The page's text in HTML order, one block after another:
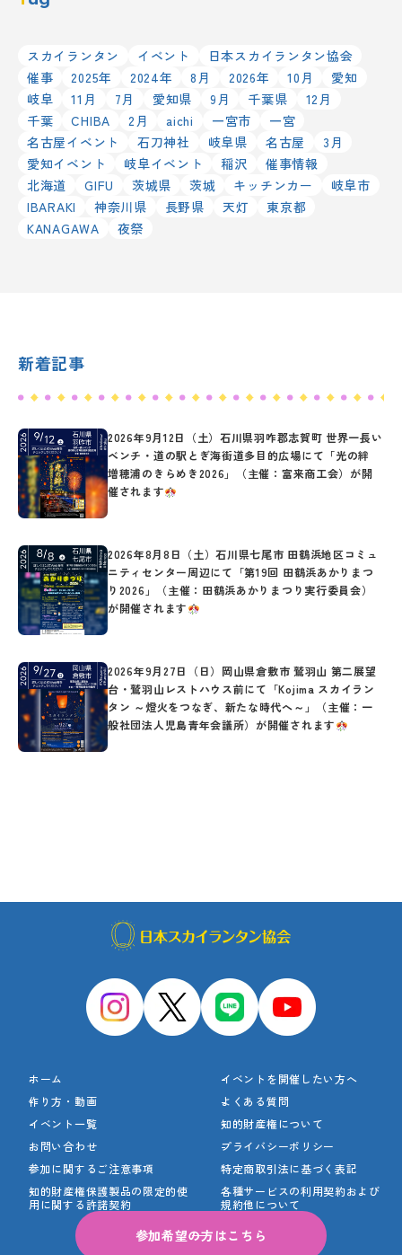
スカイランタン イベント
日本スカイランタン協会
催事
2025年 2024年 8月 2026年 10月
愛知
岐阜
11月 7月 愛知県 9月 千葉県
12月
千葉
CHIBA 2月 aichi 一宮市
一宮
名古屋イベント
石刀神社 岐阜県 名古屋
3月
愛知イベント
岐阜イベント 稲沢
催事情報
北海道
GIFU 茨城県 茨城 キッチンカー
岐阜市
IBARAKI
神奈川県 長野県 天灯
東京都
KANAGAWA
夜祭
新着記事
2026年9月12日（土）石川県羽咋郡志賀町 世界一長い
ベンチ・道の駅とぎ海街道多目的広場にて「光の絆
増穂浦のきらめき2026」（主催：富来商工会）が開
催されます
2026年8月8日（土）石川県七尾市 田鶴浜地区コミュ
ニティセンター周辺にて「第19回 田鶴浜あかりまつ
り2026」（主催：田鶴浜あかりまつり実行委員会）
が開催されます
2026年9月27日（日）岡山県倉敷市 鷲羽山 第二展望
台・鷲羽山レストハウス前にて「Kojima スカイラン
タン ～燈火をつなぎ、新たな時代へ～」（主催：一
般社団法人児島青年会議所）が開催されます
ホーム
イベントを開催したい方へ
作り方・動画
よくある質問
イベント一覧
知的財産権について
お問い合わせ
プライバシーポリシー
参加に関するご注意事項
特定商取引法に基づく表記
知的財産権保護製品の限定的使
用に関する許諾契約
各種サービスの利用契約および
規約他について
参加希望の方はこちら